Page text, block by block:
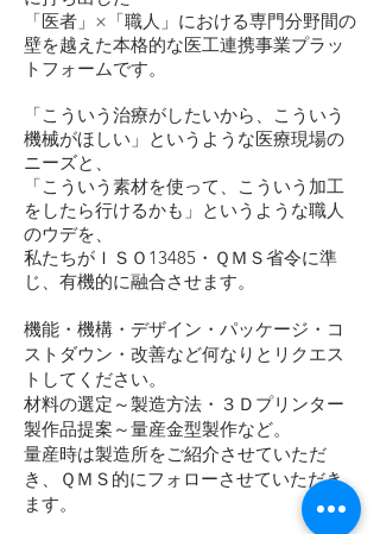
「医者」×「職人」における専門分野間の
壁を越えた本格的な医工連携事業プラッ
トフォームです。​
「こういう治療がしたいから、こういう
機械がほしい」というような医療現場の
ニーズと、
「こういう素材を使って、こういう加工
をしたら行けるかも」というような職人
のウデを、
私たちがＩＳＯ13485・ＱＭＳ省令に準
じ、有機的に融合させます。
機能・機構・デザイン・パッケージ・コ
ストダウン・改善など何なりとリクエス
トしてください。
材料の選定～製造方法・３Ｄプリンター
製作品提案～量産金型製作など。
量産時は製造所をご紹介させていただ
き、ＱＭＳ的にフォローさせていただき
ます。